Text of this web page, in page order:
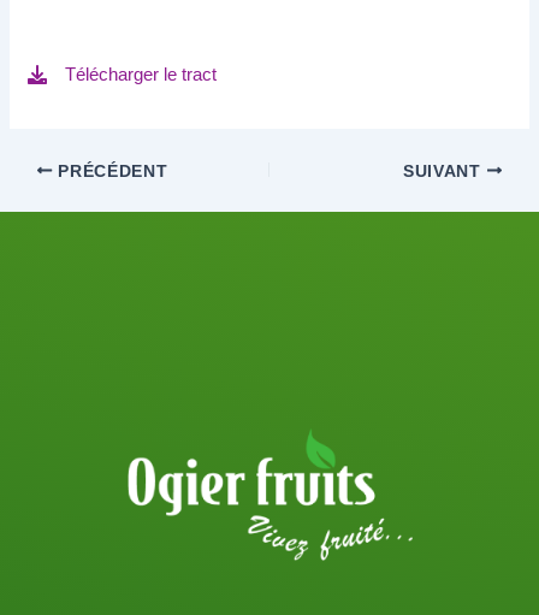
Télécharger le tract
PRÉCÉDENT SUIVANT